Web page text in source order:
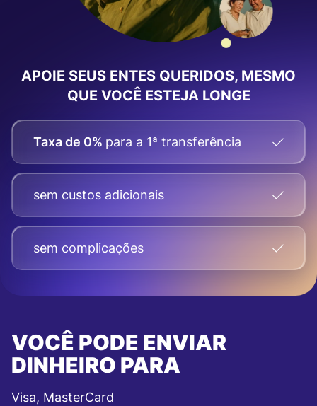
APOIE SEUS ENTES QUERIDOS, MESMO
QUE VOCÊ ESTEJA LONGE
Taxa de 0% para a 1ª transferência
sem custos adicionais
sem complicações
VOCÊ PODE ENVIAR
DINHEIRO PARA
Visa, MasterCard